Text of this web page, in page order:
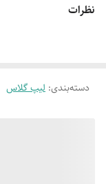
👄بدون ایجاد چسبندگی
🪡سفارش محصول 👇
نظرات
دسته‌بندی: لیپ گلاس